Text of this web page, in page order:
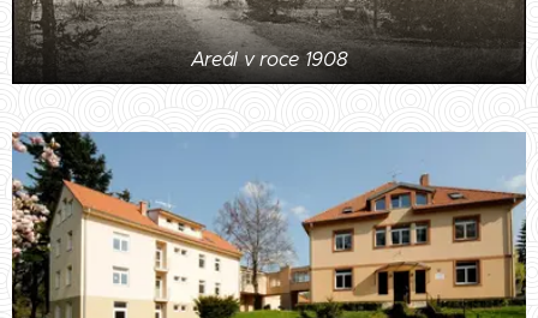
Areál v roce 1908